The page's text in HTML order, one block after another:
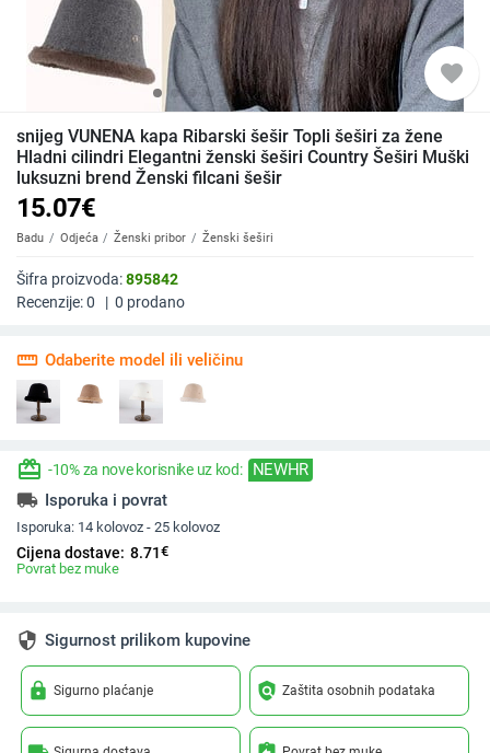
favorite
snijeg VUNENA kapa Ribarski šešir Topli šeširi za žene
Hladni cilindri Elegantni ženski šeširi Country Šeširi Muški
luksuzni brend Ženski filcani šešir
15.07€
Badu Odjeća Ženski pribor Ženski šeširi
Šifra proizvoda:895842
Recenzije:0 | 0 prodano
straighten Odaberite model ili veličinu
redeem -10% za nove korisnike uz kod: NEWHR
local_shipping Isporuka i povrat
Isporuka: 14 kolovoz - 25 kolovoz
Cijena dostave: 8.71€
Povrat bez muke
security Sigurnost prilikom kupovine
lock Sigurno plaćanje policy Zaštita osobnih podataka